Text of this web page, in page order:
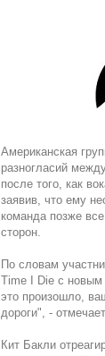
Американская
разногласий
после того, как
заявив, что ему
команда позже
сторон.
По словам
Time I Die с новым
это произошло,
дороги", -
Кит Бакли